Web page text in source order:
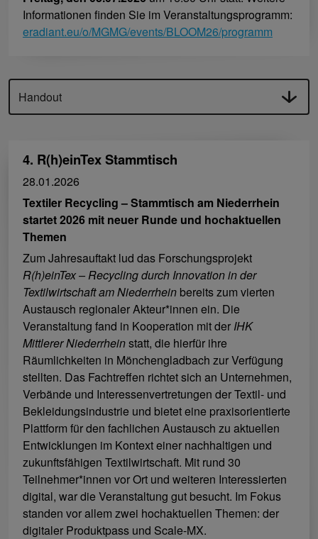
Informationen finden Sie im Veranstaltungsprogramm:
eradiant.eu/o/MGMG/events/BLOOM26/programm
Handout
4. R(h)einTex Stammtisch
28.01.2026
Textiler Recycling – Stammtisch am Niederrhein
startet 2026 mit neuer Runde und hochaktuellen
Themen
Zum Jahresauftakt lud das Forschungsprojekt
R(h)einTex – Recycling durch Innovation in der
Textilwirtschaft am Niederrhein bereits zum vierten
Austausch regionaler Akteur*innen ein. Die
Veranstaltung fand in Kooperation mit der IHK
Mittlerer Niederrheinstatt, die hierfür ihre
Räumlichkeiten in Mönchengladbach zur Verfügung
stellten. Das Fachtreffen richtet sich an Unternehmen,
Verbände und Interessenvertretungen der Textil- und
Bekleidungsindustrie und bietet eine praxisorientierte
Plattform für den fachlichen Austausch zu aktuellen
Entwicklungen im Kontext einer nachhaltigen und
zukunftsfähigen Textilwirtschaft. Mit rund 30
Teilnehmer*innen vor Ort und weiteren Interessierten
digital, war die Veranstaltung gut besucht. Im Fokus
standen vor allem zwei hochaktuellen Themen: der
digitaler Produktpass und Scale-MX.